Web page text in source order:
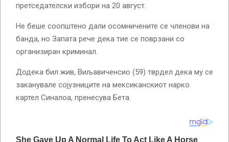
претседателски избори на 20 август.
Не беше соопштено дали осомничените се членови на
банда, но Запата рече дека тие се поврзани со
организиран криминал.
Додека бил жив, Виљавиченсио (59) тврдел дека му се
заканувале сојузниците на мексиканскиот нарко
картел Синалоа, пренесува Бета.